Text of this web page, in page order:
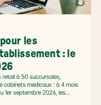
les
: le
à 50 succursales,
cabinets médicaux : à 4 mois
1er septembre 2026, les
spécifique. Ce guide